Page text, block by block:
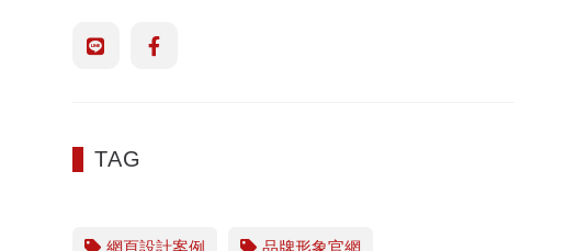
TAG
網頁設計案例 品牌形象官網